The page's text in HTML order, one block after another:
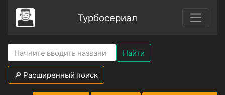
Турбосериал
Найти
🔎 Расширенный поиск